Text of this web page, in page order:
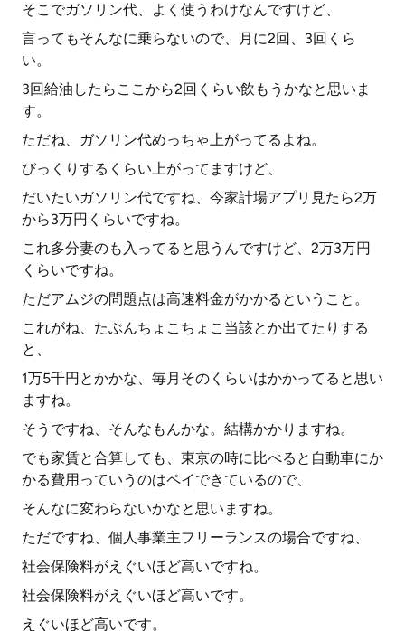
そこでガソリン代、よく使うわけなんですけど、
言ってもそんなに乗らないので、月に2回、3回くら
い。
3回給油したらここから2回くらい飲もうかなと思いま
す。
ただね、ガソリン代めっちゃ上がってるよね。
びっくりするくらい上がってますけど、
だいたいガソリン代ですね、今家計場アプリ見たら2万
から3万円くらいですね。
これ多分妻のも入ってると思うんですけど、2万3万円
くらいですね。
ただアムジの問題点は高速料金がかかるということ。
これがね、たぶんちょこちょこ当該とか出てたりする
と、
1万5千円とかかな、毎月そのくらいはかかってると思い
ますね。
そうですね、そんなもんかな。結構かかりますね。
でも家賃と合算しても、東京の時に比べると自動車にか
かる費用っていうのはペイできているので、
そんなに変わらないかなと思いますね。
ただですね、個人事業主フリーランスの場合ですね、
社会保険料がえぐいほど高いですね。
社会保険料がえぐいほど高いです。
えぐいほど高いです。